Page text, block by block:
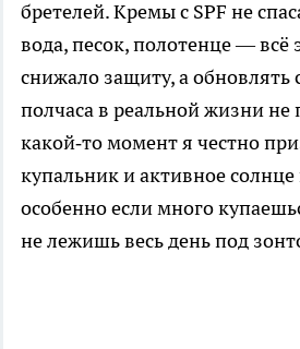
бретелей. Кремы с SPF не
вода, песок, полотенце — всё
снижало защиту, а обновлять
полчаса в реальной жизни не
какой‑то момент я честно
купальник и активное солнце
особенно если много
не лежишь весь день под